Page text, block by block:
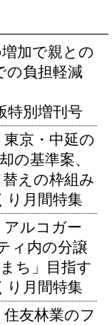
加で親との
の負担軽減
特別増刊号
東京・中延の
の基準案、
えの枠組み
り月間特集
アルコガー
ィ内の分譲
ち」目指す
り月間特集
住友林業のフ